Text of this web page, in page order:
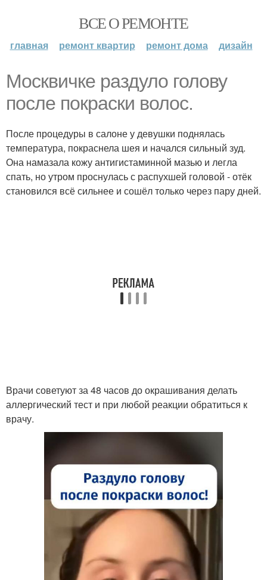
ВСЕ О РЕМОНТЕ
главная ремонт квартир ремонт дома дизайн
Москвичке раздуло голову
после покраски волос.
После процедуры в салоне у девушки поднялась
температура, покраснела шея и начался сильный зуд.
Она намазала кожу антигистаминной мазью и легла
спать, но утром проснулась с распухшей головой - отёк
становился всё сильнее и сошёл только через пару дней.
Врачи советуют за 48 часов до окрашивания делать
аллергический тест и при любой реакции обратиться к
врачу.